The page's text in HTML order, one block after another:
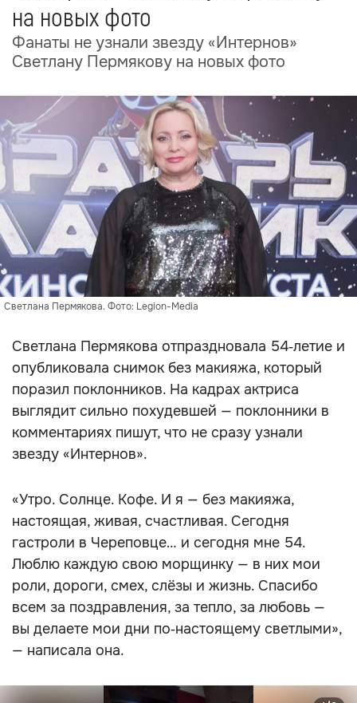
на новых фото
Фанаты не узнали звезду «Интернов»
Светлану Пермякову на новых фото
Светлана Пермякова. Фото: Legion-Media
Светлана Пермякова отпраздновала 54‑летие и
опубликовала снимок без макияжа, который
поразил поклонников. На кадрах актриса
выглядит сильно похудевшей — поклонники в
комментариях пишут, что не сразу узнали
звезду «Интернов».
«Утро. Солнце. Кофе. И я — без макияжа,
настоящая, живая, счастливая. Сегодня
гастроли в Череповце… и сегодня мне 54.
Люблю каждую свою морщинку — в них мои
роли, дороги, смех, слёзы и жизнь. Спасибо
всем за поздравления, за тепло, за любовь —
вы делаете мои дни по‑настоящему светлыми»,
— написала она.